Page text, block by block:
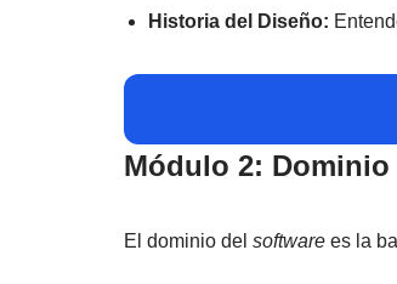
Historia del Diseño:
Módulo 2:
El dominio del software es la